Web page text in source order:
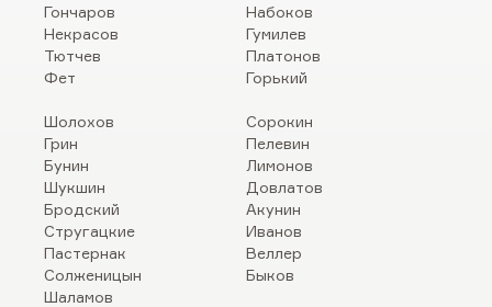
Гончаров
Некрасов
Тютчев
Фет
Набоков
Гумилев
Платонов
Горький
Шолохов
Грин
Бунин
Шукшин
Бродский
Стругацкие
Пастернак
Солженицын
Шаламов
Сорокин
Пелевин
Лимонов
Довлатов
Акунин
Иванов
Веллер
Быков